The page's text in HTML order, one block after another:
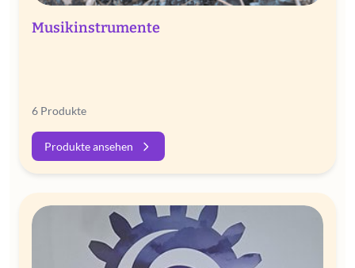
Musikinstrumente
6 Produkte
Produkte ansehen